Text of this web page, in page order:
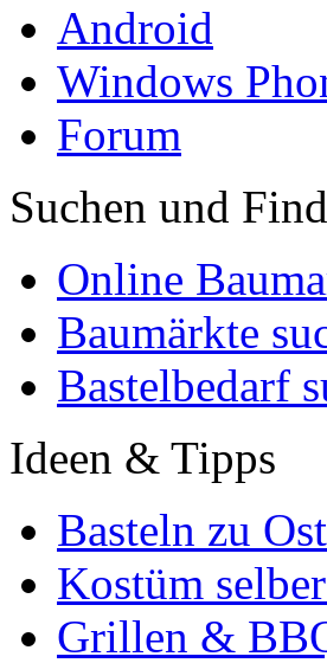
Android
Windows
Forum
Suchen und
Online
Baumärkte
Bastelbedarf
Ideen & Tipps
Basteln zu
Kostüm
Grillen &